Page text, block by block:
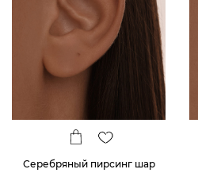
Серебряный пирсинг шар